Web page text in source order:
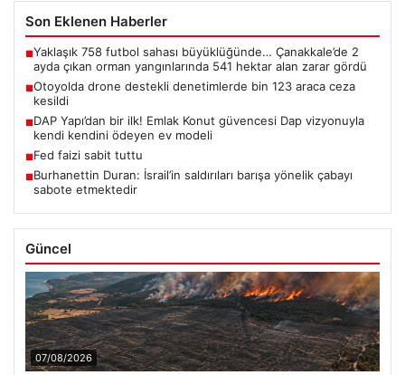
Son Eklenen Haberler
■Yaklaşık 758 futbol sahası büyüklüğünde… Çanakkale’de 2
ayda çıkan orman yangınlarında 541 hektar alan zarar gördü
■Otoyolda drone destekli denetimlerde bin 123 araca ceza
kesildi
■DAP Yapı’dan bir ilk! Emlak Konut güvencesi Dap vizyonuyla
kendi kendini ödeyen ev modeli
■Fed faizi sabit tuttu
■Burhanettin Duran: İsrail’in saldırıları barışa yönelik çabayı
sabote etmektedir
Güncel
07/08/2026